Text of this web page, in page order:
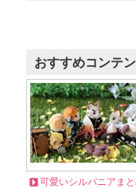
おすすめコンテ
可愛いシルバニアま